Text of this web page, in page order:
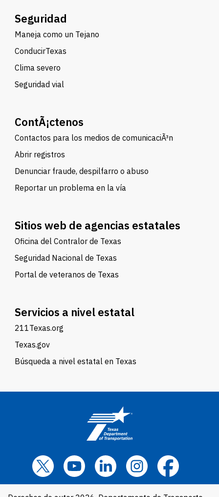
Seguridad
Maneja como un Tejano
ConducirTexas
Clima severo
Seguridad vial
ContÃ¡ctenos
Contactos para los medios de comunicaciÃ³n
Abrir registros
Denunciar fraude, despilfarro o abuso
Reportar un problema en la vía
Sitios web de agencias estatales
Oficina del Contralor de Texas
Seguridad Nacional de Texas
Portal de veteranos de Texas
Servicios a nivel estatal
211Texas.org
Texas.gov
Búsqueda a nivel estatal en Texas